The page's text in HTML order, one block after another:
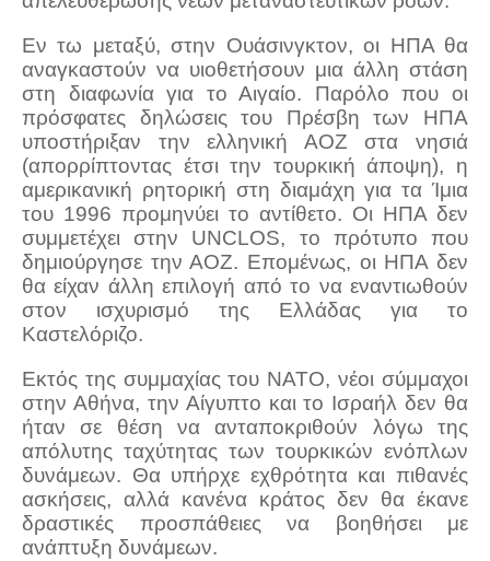
Εν τω μεταξύ, στην Ουάσινγκτον, οι ΗΠΑ θα
αναγκαστούν να υιοθετήσουν μια άλλη στάση
στη διαφωνία για το Αιγαίο. Παρόλο που οι
πρόσφατες δηλώσεις του Πρέσβη των ΗΠΑ
υποστήριξαν την ελληνική ΑΟΖ στα νησιά
(απορρίπτοντας έτσι την τουρκική άποψη), η
αμερικανική ρητορική στη διαμάχη για τα Ίμια
του 1996 προμηνύει το αντίθετο. Οι ΗΠΑ δεν
συμμετέχει στην UNCLOS, το πρότυπο που
δημιούργησε την ΑΟΖ. Επομένως, οι ΗΠΑ δεν
θα είχαν άλλη επιλογή από το να εναντιωθούν
στον ισχυρισμό της Ελλάδας για το
Καστελόριζο.
Εκτός της συμμαχίας του ΝΑΤΟ, νέοι σύμμαχοι
στην Αθήνα, την Αίγυπτο και το Ισραήλ δεν θα
ήταν σε θέση να ανταποκριθούν λόγω της
απόλυτης ταχύτητας των τουρκικών ενόπλων
δυνάμεων. Θα υπήρχε εχθρότητα και πιθανές
ασκήσεις, αλλά κανένα κράτος δεν θα έκανε
δραστικές προσπάθειες να βοηθήσει με
ανάπτυξη δυνάμεων.